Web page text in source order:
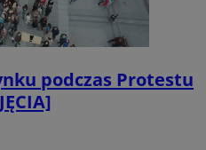
podczas Protestu